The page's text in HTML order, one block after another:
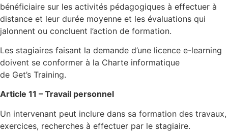
bénéficiaire sur les activités pédagogiques à effectuer à
distance et leur durée moyenne et les évaluations qui
jalonnent ou concluent l’action de formation.
Les stagiaires faisant la demande d’une licence e-learning
doivent se conformer à la Charte informatique
de Get’s Training.
Article 11 – Travail personnel
Un intervenant peut inclure dans sa formation des travaux,
exercices, recherches à effectuer par le stagiaire.